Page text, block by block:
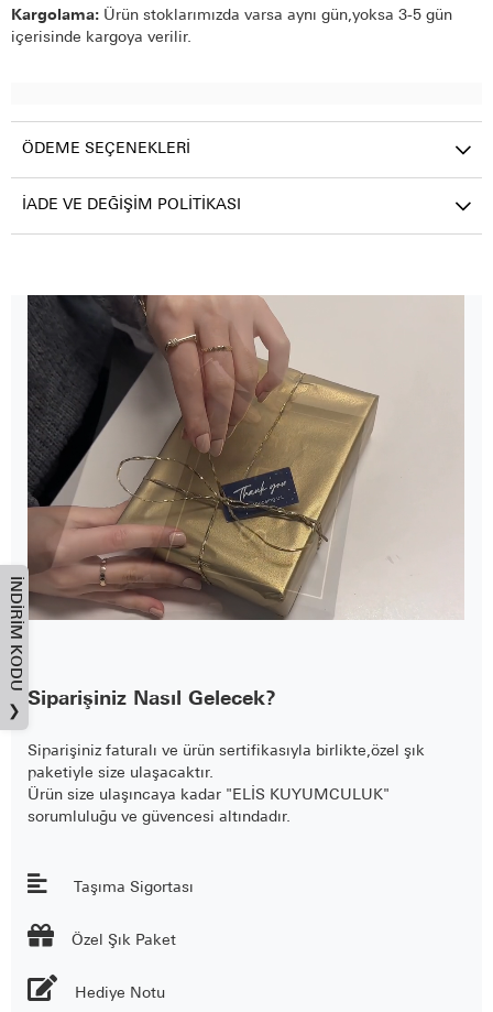
Kargolama: Ürün stoklarımızda varsa aynı gün,yoksa 3-5 gün
içerisinde kargoya verilir.
ÖDEME SEÇENEKLERI
İADE VE DEĞIŞIM POLITIKASI
Siparişiniz Nasıl Gelecek?
Siparişiniz faturalı ve ürün sertifikasıyla birlikte,özel şık
paketiyle size ulaşacaktır.
Ürün size ulaşıncaya kadar "ELİS KUYUMCULUK"
sorumluluğu ve güvencesi altındadır.
Taşıma Sigortası
 Özel Şık Paket
Hediye Notu
İNDIRIM KODU
❯